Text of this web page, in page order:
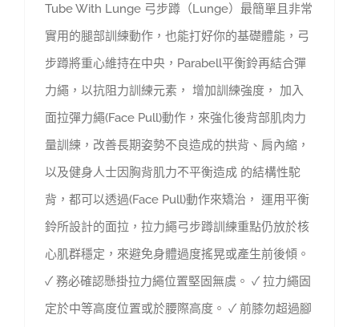
Tube With Lunge 弓步蹲（Lunge）最簡單且非常
實用的腿部訓練動作，也能打好你的基礎體能，弓
步蹲將重心維持在中央，Parabell平衡鈴再結合彈
力繩，以抗阻力訓練元素， 增加訓練強度， 加入
面拉彈力繩(Face Pull)動作，來強化後背部肌肉力
量訓練，改善長期姿勢不良造成的拱背、肩內縮，
以及健身人士因胸背肌力不平衡造成 的結構性駝
背，都可以透過(Face Pull)動作來矯治， 運用平衡
鈴所設計的面拉，拉力繩弓步蹲訓練重點仍放於核
心肌群穩定，來避免身體過度搖晃或產生前後傾。
✓ 務必確認懸掛拉力繩位置堅固無虞。 ✓ 拉力繩固
定於中等高度位置或於腰際高度。 ✓ 前膝勿超過腳